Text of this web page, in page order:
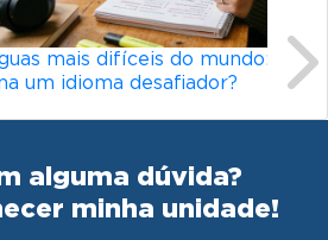
do mundo: o que
desafiador?
alguma dúvida?
minha unidade!